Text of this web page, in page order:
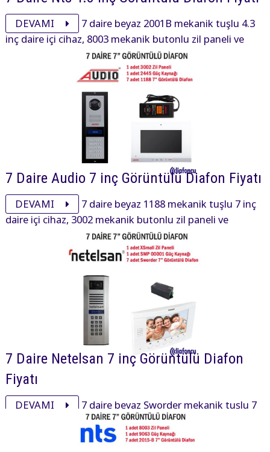
DEVAMI
7 daire beyaz 2001B mekanik tuşlu 4.3
inç daire içi cihaz, 8003 mekanik butonlu zil paneli ve
aksesuarı ile görüntülü diafon paketi 14725₺ dir.
7 Daire Audio 7 inç Görüntülü Diafon Fiyatı
DEVAMI
7 daire beyaz 1188 mekanik tuşlu 7 inç
daire içi cihaz, 3002 mekanik butonlu zil paneli ve
aksesuarı ile görüntülü diafon paketi 27200₺ dir.
7 Daire Netelsan 7 inç Görüntülü Diafon
Fiyatı
DEVAMI
7 daire beyaz Sworder mekanik tuşlu 7
inç daire içi cihaz, xsmall mekanik tuşlu zil paneli ve
aksesuarı ile görüntülü diafon paketi 28220₺ dir.